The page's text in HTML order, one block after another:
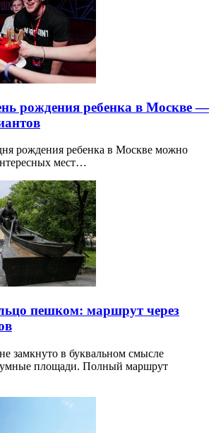
рождения ребенка в Москве —
рождения ребенка в Москве можно
мест…
пешком: маршрут через
замкнуто в буквальном смысле
площади. Полный маршрут